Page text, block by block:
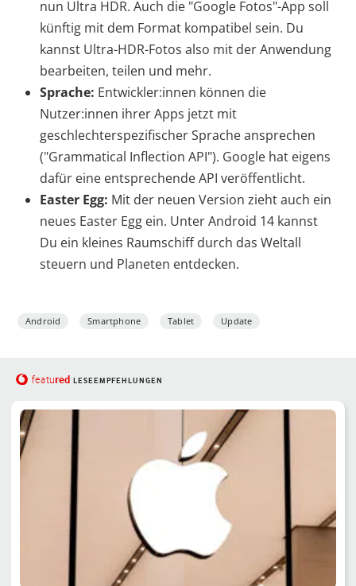
nun Ultra HDR. Auch die "Google Fotos"-App soll
künftig mit dem Format kompatibel sein. Du
kannst Ultra-HDR-Fotos also mit der Anwendung
bearbeiten, teilen und mehr.
Sprache: Entwickler:innen können die
Nutzer:innen ihrer Apps jetzt mit
geschlechterspezifischer Sprache ansprechen
("Grammatical Inflection API"). Google hat eigens
dafür eine entsprechende API veröffentlicht.
Easter Egg: Mit der neuen Version zieht auch ein
neues Easter Egg ein. Unter Android 14 kannst
Du ein kleines Raumschiff durch das Weltall
steuern und Planeten entdecken.
Android Smartphone Tablet Update
featured LESEEMPFEHLUNGEN